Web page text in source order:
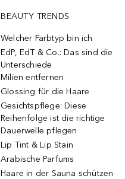
BEAUTY TRENDS
Welcher Farbtyp bin ich
EdP, EdT & Co.: Das sind die
Unterschiede
Milien entfernen
Glossing für die Haare
Gesichtspflege: Diese
Reihenfolge ist die richtige
Dauerwelle pflegen
Lip Tint & Lip Stain
Arabische Parfums
Haare in der Sauna schützen